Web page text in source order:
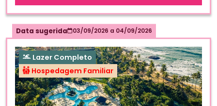
Data sugerida 03/09/2026 a 04/09/2026
Lazer Completo
Hospedagem Familiar